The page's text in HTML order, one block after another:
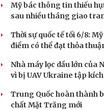
Mỹ bác thông tin thiếu
sau nhiều tháng giao
Thời sự quốc tế tối 6/8:
điểm có thể đạt thỏa
Nhà máy lọc dầu lớn của
vì bị UAV Ukraine tập kích
Trung Quốc hoàn thành
chất Mặt Trăng mới